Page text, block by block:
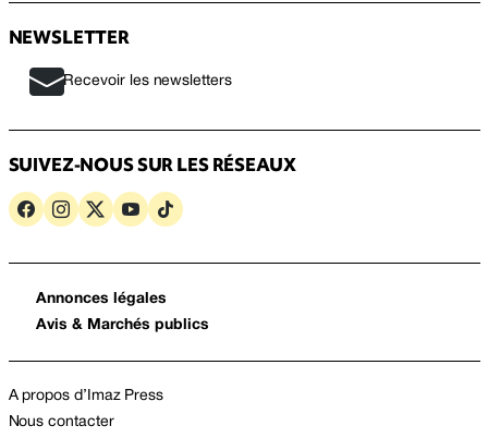
NEWSLETTER
Recevoir les newsletters
SUIVEZ-NOUS SUR LES RÉSEAUX
Annonces légales
Avis & Marchés publics
A propos d’Imaz Press
Nous contacter